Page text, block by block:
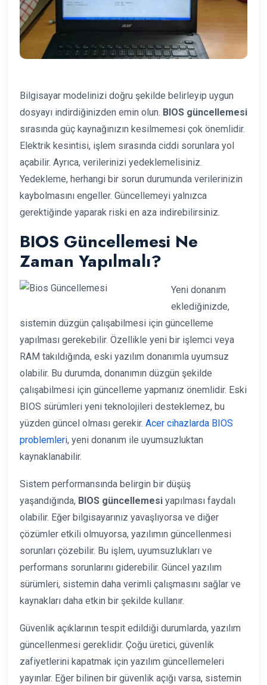
Bilgisayar modelinizi doğru şekilde belirleyip uygun
dosyayı indirdiğinizden emin olun. BIOS güncellemesi
sırasında güç kaynağınızın kesilmemesi çok önemlidir.
Elektrik kesintisi, işlem sırasında ciddi sorunlara yol
açabilir. Ayrıca, verilerinizi yedeklemelisiniz.
Yedekleme, herhangi bir sorun durumunda verilerinizin
kaybolmasını engeller. Güncellemeyi yalnızca
gerektiğinde yaparak riski en aza indirebilirsiniz.
BIOS Güncellemesi Ne
Zaman Yapılmalı?
Yeni donanım
eklediğinizde,
sistemin düzgün çalışabilmesi için güncelleme
yapılması gerekebilir. Özellikle yeni bir işlemci veya
RAM takıldığında, eski yazılım donanımla uyumsuz
olabilir. Bu durumda, donanımın düzgün şekilde
çalışabilmesi için güncelleme yapmanız önemlidir. Eski
BIOS sürümleri yeni teknolojileri desteklemez, bu
yüzden güncel olması gerekir. Acer cihazlarda BIOS
problemleri, yeni donanım ile uyumsuzluktan
kaynaklanabilir.
Sistem performansında belirgin bir düşüş
yaşandığında, BIOS güncellemesi yapılması faydalı
olabilir. Eğer bilgisayarınız yavaşlıyorsa ve diğer
çözümler etkili olmuyorsa, yazılımın güncellenmesi
sorunları çözebilir. Bu işlem, uyumsuzlukları ve
performans sorunlarını giderebilir. Güncel yazılım
sürümleri, sistemin daha verimli çalışmasını sağlar ve
kaynakları daha etkin bir şekilde kullanır.
Güvenlik açıklarının tespit edildiği durumlarda, yazılım
güncellenmesi gereklidir. Çoğu üretici, güvenlik
zafiyetlerini kapatmak için yazılım güncellemeleri
yayınlar. Eğer bilinen bir güvenlik açığı varsa, sistemin